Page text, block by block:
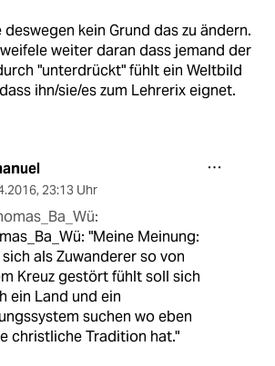
deswegen kein Grund das zu ändern.
weiter daran dass jemand der
"unterdrückt" fühlt ein Weltbild
ihn/sie/es zum Lehrerix eignet.
, 23:13 Uhr
"Meine Meinung:
sich als Zuwanderer so von
Kreuz gestört fühlt soll sich
ein Land und ein
suchen wo eben
christliche Tradition hat."